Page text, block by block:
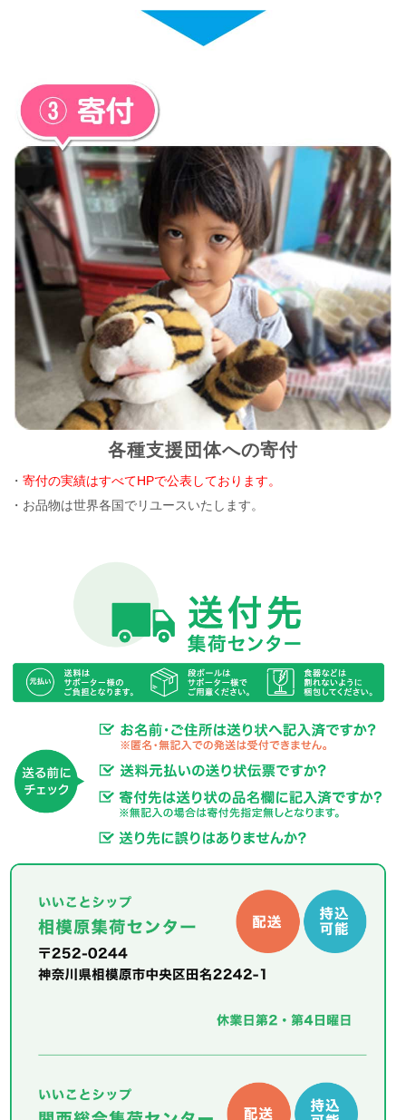
各種支援団体への寄付
・寄付の実績はすべてHPで公表しております。
・お品物は世界各国でリユースいたします。